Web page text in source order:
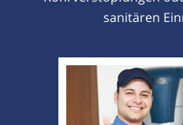
sanitären